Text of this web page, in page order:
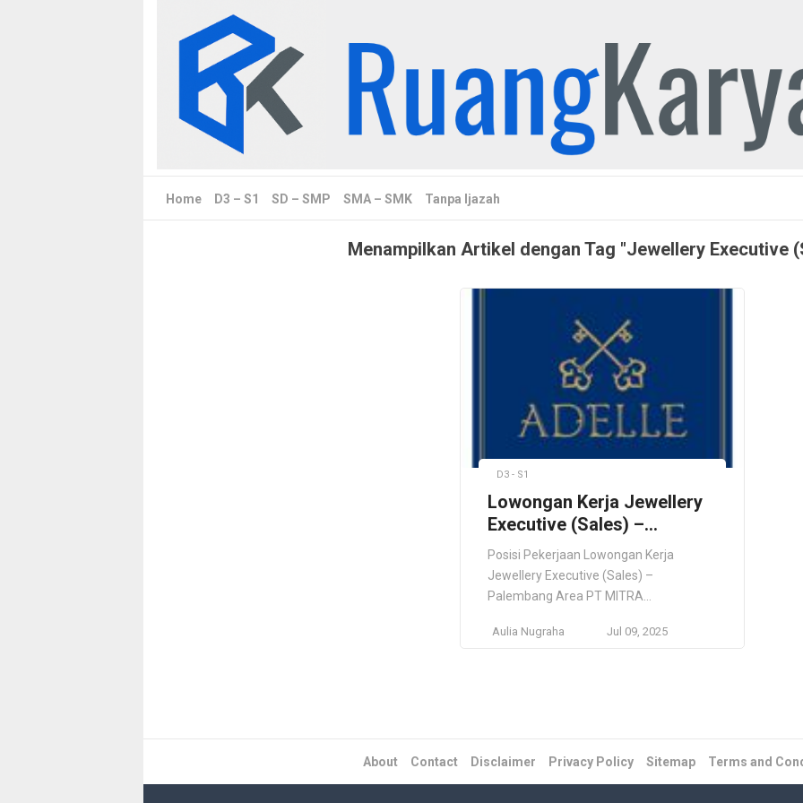
Home D3 – S1 SD – SMP SMA – SMK Tanpa Ijazah
Menampilkan Artikel dengan Tag "Jewellery Executive
D3 - S1
Lowongan Kerja Jewellery
Executive (Sales) –
Palembang Area, PT MITRA
MANUNGGAL MAHARDIKA
– Juli 2025
Posisi Pekerjaan Lowongan Kerja
Jewellery Executive (Sales) –
Palembang Area PT MITRA
Deskripsi pekerjaan: Melakukan selling di
inovatif kepada customer Menjadi duta
dan konsultan bagi customer dalam hal
Aulia Nugraha Jul 09, 2025
About Contact Disclaimer Privacy Policy Sitemap Terms and